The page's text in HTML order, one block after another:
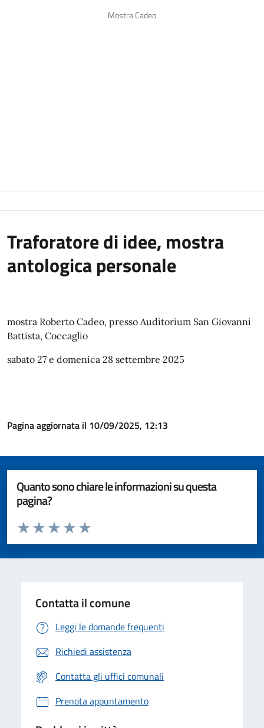
Mostra Cadeo
Traforatore di idee, mostra
antologica personale
mostra Roberto Cadeo, presso Auditorium San Giovanni
Battista, Coccaglio
sabato 27 e domenica 28 settembre 2025
Pagina aggiornata il 10/09/2025, 12:13
Quanto sono chiare le informazioni su questa
pagina?
Valuta da 1 a 5 stelle la pagina
Valuta 5 stelle su 5
Valuta 4 stelle su 5
Valuta 3 stelle su 5
Valuta 2 stelle su 5
Valuta 1 stelle su 5
Contatta il comune
Leggi le domande frequenti
Richiedi assistenza
Contatta gli uffici comunali
Prenota appuntamento